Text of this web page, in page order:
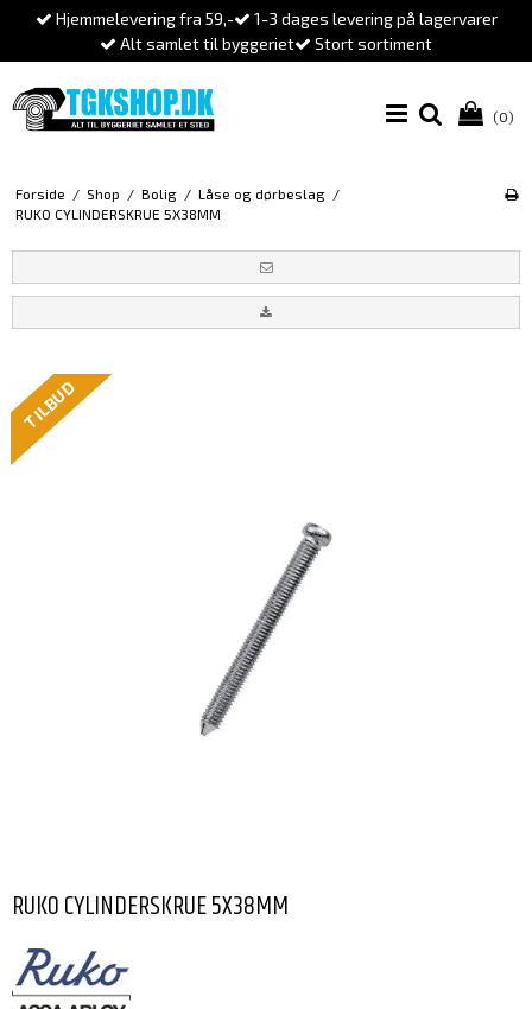
Hjemmelevering fra 59,-
1-3 dages levering på lagervarer
Alt samlet til byggeriet
Stort sortiment
(0)
Forside / Shop / Bolig / Låse og dørbeslag /
RUKO CYLINDERSKRUE 5X38MM
TILBUD
RUKO CYLINDERSKRUE 5X38MM